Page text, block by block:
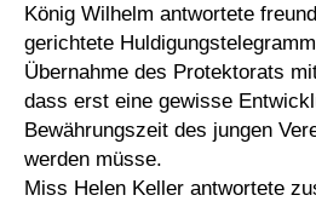
König Wilhelm antwortete
gerichtete
Übernahme des Protektorats
dass erst eine gewisse
Bewährungszeit des jungen
werden müsse.
Miss Helen Keller antwortete